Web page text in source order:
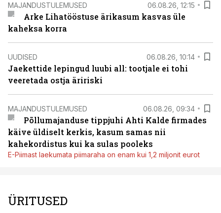
MAJANDUSTULEMUSED 06.08.26, 12:15
Arke Lihatööstuse ärikasum kasvas üle
kaheksa korra
UUDISED 06.08.26, 10:14
Jaekettide lepingud luubi all: tootjale ei tohi
veeretada ostja äririski
MAJANDUSTULEMUSED 06.08.26, 09:34
Põllumajanduse tippjuhi Ahti Kalde firmades
käive üldiselt kerkis, kasum samas nii
kahekordistus kui ka sulas pooleks
E-Piimast laekumata piimaraha on enam kui 1,2 miljonit eurot
ÜRITUSED